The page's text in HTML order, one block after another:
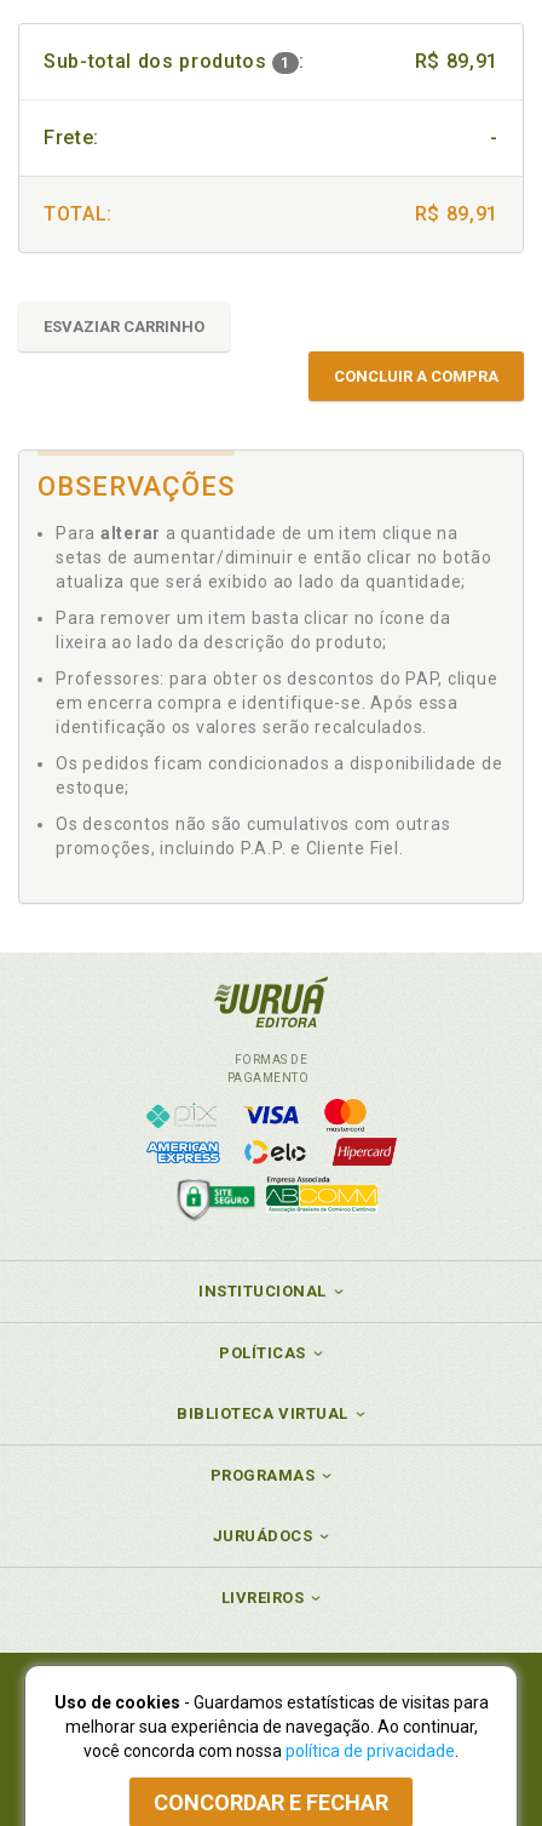
Sub-total dos produtos 1 : R$ 89,91
Frete: -
TOTAL: R$ 89,91
ESVAZIAR CARRINHO
CONCLUIR A COMPRA
OBSERVAÇÕES
Para alterar a quantidade de um item clique na
setas de aumentar/diminuir e então clicar no botão
atualiza que será exibido ao lado da quantidade;
Para remover um item basta clicar no ícone da
lixeira ao lado da descrição do produto;
Professores: para obter os descontos do PAP, clique
em encerra compra e identifique-se. Após essa
identificação os valores serão recalculados.
Os pedidos ficam condicionados a disponibilidade de
estoque;
Os descontos não são cumulativos com outras
promoções, incluindo P.A.P. e Cliente Fiel.
FORMAS DE
PAGAMENTO
INSTITUCIONAL
POLÍTICAS
BIBLIOTECA VIRTUAL
PROGRAMAS
JURUÁDOCS
LIVREIROS
Juruá Editora Ltda., CNPJ 77.535.508/0001-19
Juruá Informática Ltda., CNPJ 01.701.561/0001-80
NOVO ENDEREÇO:R. Flávio Dallegrave, 7665, São Lourenço |
Curitiba - Paraná - CEP 82210-310
Atendimento: (41) 4009-3900|Vendas Atacado: (41) 4009-3939
Uso de cookies - Guardamos estatísticas de visitas para
melhorar sua experiência de navegação. Ao continuar,
você concorda com nossa política de privacidade
CONCORDAR E FECHAR